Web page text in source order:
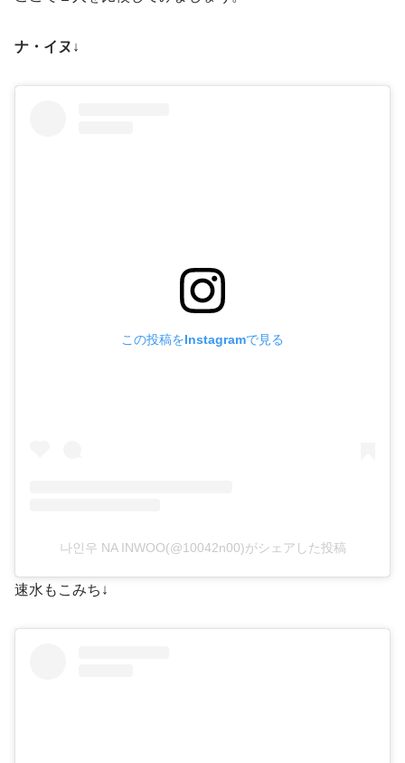
ナ・イヌ↓
この投稿をInstagramで見る
나인우 NA INWOO(@10042n00)がシェアした投稿
速水もこみち↓